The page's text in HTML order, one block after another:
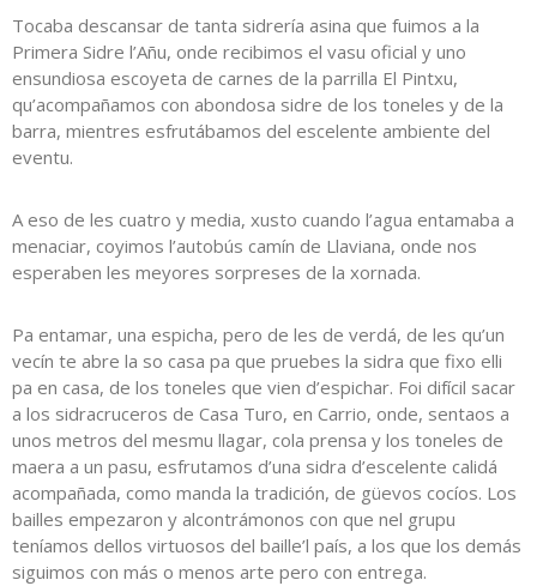
Tocaba descansar de tanta sidrería asina que fuimos a la
Primera Sidre l’Añu, onde recibimos el vasu oficial y uno
ensundiosa escoyeta de carnes de la parrilla El Pintxu,
qu’acompañamos con abondosa sidre de los toneles y de la
barra, mientres esfrutábamos del escelente ambiente del
eventu.
A eso de les cuatro y media, xusto cuando l’agua entamaba a
menaciar, coyimos l’autobús camín de Llaviana, onde nos
esperaben les meyores sorpreses de la xornada.
Pa entamar, una espicha, pero de les de verdá, de les qu’un
vecín te abre la so casa pa que pruebes la sidra que fixo elli
pa en casa, de los toneles que vien d’espichar. Foi difícil sacar
a los sidracruceros de Casa Turo, en Carrio, onde, sentaos a
unos metros del mesmu llagar, cola prensa y los toneles de
maera a un pasu, esfrutamos d’una sidra d’escelente calidá
acompañada, como manda la tradición, de güevos cocíos. Los
bailles empezaron y alcontrámonos con que nel grupu
teníamos dellos virtuosos del baille’l país, a los que los demás
siguimos con más o menos arte pero con entrega.